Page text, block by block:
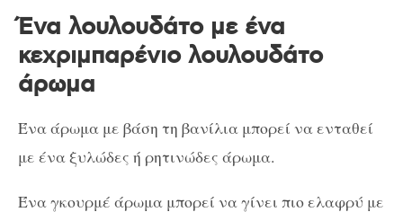
Ένα λουλουδάτο με ένα
κεχριμπαρένιο λουλουδάτο
άρωμα
Ένα άρωμα με βάση τη βανίλια μπορεί να ενταθεί
με ένα ξυλώδες ή ρητινώδες άρωμα.
Ένα γκουρμέ άρωμα μπορεί να γίνει πιο ελαφρύ με